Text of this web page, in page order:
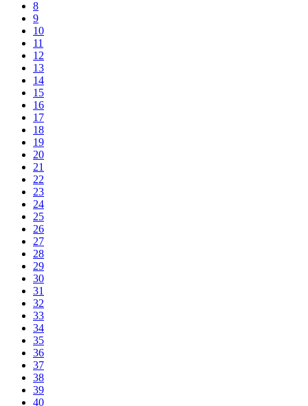
8
9
10
11
12
13
14
15
16
17
18
19
20
21
22
23
24
25
26
27
28
29
30
31
32
33
34
35
36
37
38
39
40